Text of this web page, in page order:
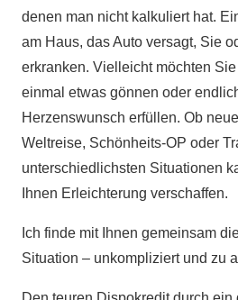
denen man nicht kalkuliert hat.
am Haus, das Auto versagt, Sie
erkranken. Vielleicht möchten
einmal etwas gönnen oder
Herzenswunsch erfüllen. Ob
Weltreise, Schönheits-OP oder
unterschiedlichsten Situationen
Ihnen Erleichterung verschaffen.
Ich finde mit Ihnen gemeinsam
Situation – unkompliziert und zu